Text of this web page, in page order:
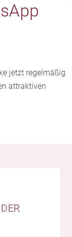
jetzt regelmäßig
attraktiven